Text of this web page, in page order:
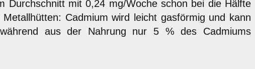
Durchschnitt mit 0,24 mg/Woche schon bei die Hälfte
Cadmium wird leicht gasförmig und kann
aus der Nahrung nur 5 % des Cadmiums